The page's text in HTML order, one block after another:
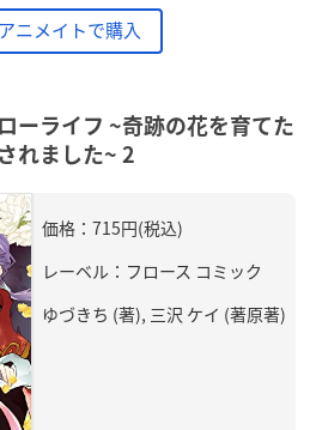
アニメイトで購入
ーライフ ~奇跡の花を育てた
れました~ 2
価格：715円(税込)
レーベル：フロース コミック
ゆづきち (著), 三沢 ケイ (著原著)